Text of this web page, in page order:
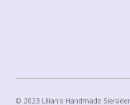
© 2023 Lilian's Handmade